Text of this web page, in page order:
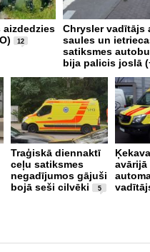
aizdedzies
12
Chrysler vadītājs
saules un
satiksmes
bija palicis joslā
Traģiskā diennaktī
ceļu satiksmes
negadījumos gājuši
bojā seši cilvēki
5